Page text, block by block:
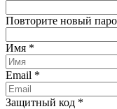
Повторите новый
Имя *
Email *
Защитный код *